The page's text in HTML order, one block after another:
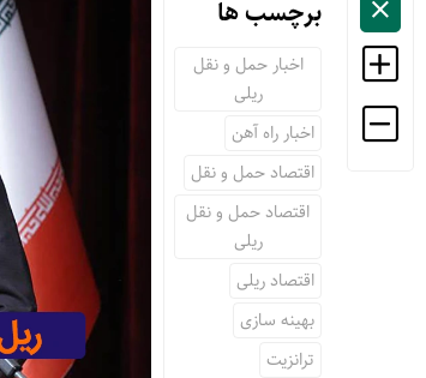
برچسب ها
اخبار حمل و نقل
ریلی
اخبار راه آهن
اقتصاد حمل و نقل
اقتصاد حمل و نقل
ریلی
اقتصاد ریلی
بهینه سازی
ترانزیت